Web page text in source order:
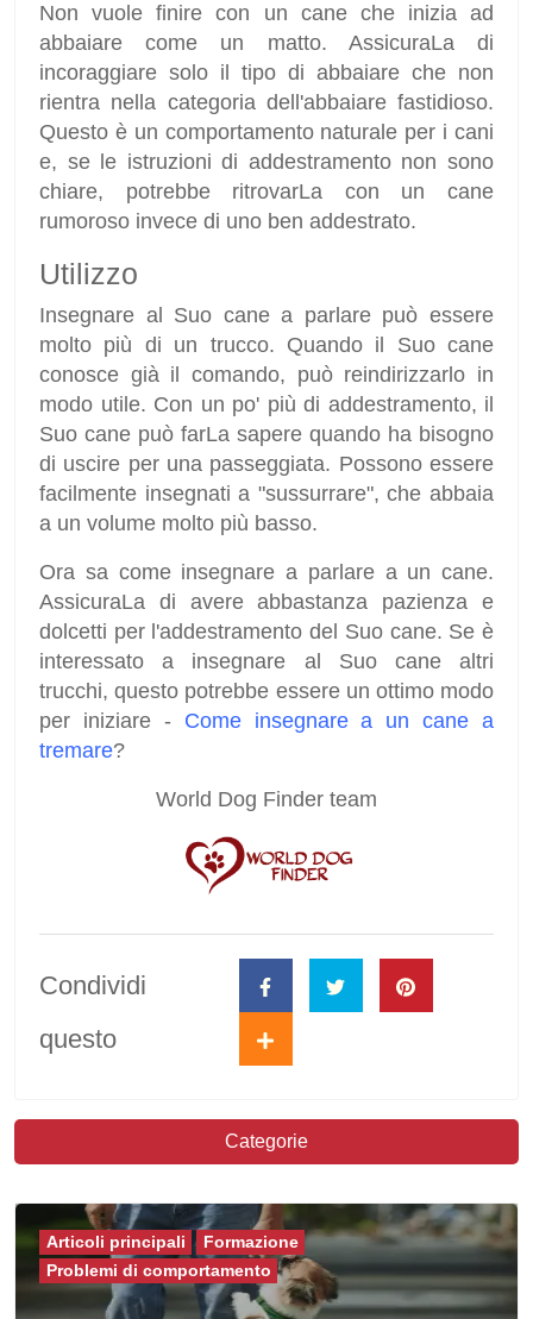
Non vuole finire con un cane che inizia ad
abbaiare come un matto. AssicuraLa di
incoraggiare solo il tipo di abbaiare che non
rientra nella categoria dell'abbaiare fastidioso.
Questo è un comportamento naturale per i cani
e, se le istruzioni di addestramento non sono
chiare, potrebbe ritrovarLa con un cane
rumoroso invece di uno ben addestrato.
Utilizzo
Insegnare al Suo cane a parlare può essere
molto più di un trucco. Quando il Suo cane
conosce già il comando, può reindirizzarlo in
modo utile. Con un po' più di addestramento, il
Suo cane può farLa sapere quando ha bisogno
di uscire per una passeggiata. Possono essere
facilmente insegnati a "sussurrare", che abbaia
a un volume molto più basso.
Ora sa come insegnare a parlare a un cane.
AssicuraLa di avere abbastanza pazienza e
dolcetti per l'addestramento del Suo cane. Se è
interessato a insegnare al Suo cane altri
trucchi, questo potrebbe essere un ottimo modo
per iniziare - Come insegnare a un cane a
tremare?
World Dog Finder team
Condividi
questo
Categorie
Articoli principali
Formazione
Problemi di comportamento